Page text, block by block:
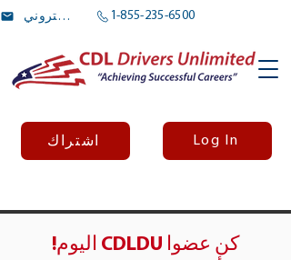
بريد الالكتروني 1-855-235-6500
اشتراك Log In
كن عضوا CDLDU اليوم!